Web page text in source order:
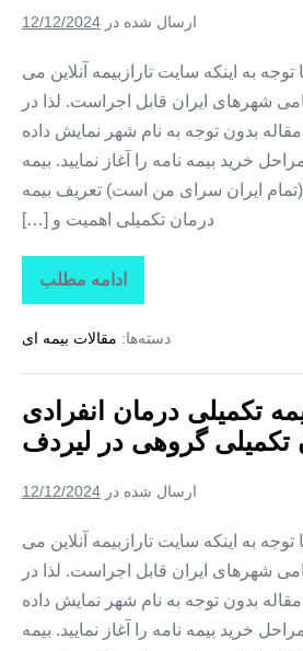
در
ارسال شده در 12/12/2024
توجه به اینکه سایت تارازبیمه آنلاین می
شهرهای ایران قابل اجراست. لذا در
بدون توجه به نام شهر نمایش داده
خرید بیمه نامه را آغاز نمایید. بیمه
ایران سرای من است) تعریف بیمه
درمان تکمیلی اهمیت و […]
ادامه مطلب
تاراز
بیمه
بیمه
درمان
+
بیمه
درمان
تکمیلی
در
دسته‌ها: مقالات بیمه ای
تکمیلی درمان انفرادی
تکمیلی گروهی در لیردف
ارسال شده در 12/12/2024
توجه به اینکه سایت تارازبیمه آنلاین می
شهرهای ایران قابل اجراست. لذا در
بدون توجه به نام شهر نمایش داده
خرید بیمه نامه را آغاز نمایید. بیمه